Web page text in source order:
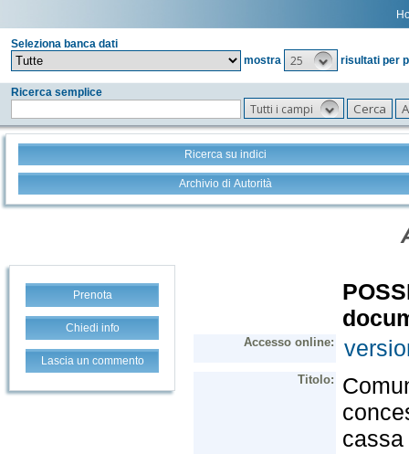
Seleziona banca dati
mostra
25 risultati per
Ricerca semplice
Tutti i campi
Ricerca su indici
Archivio di Autorità
Prenota
Chiedi info
Lascia un commento